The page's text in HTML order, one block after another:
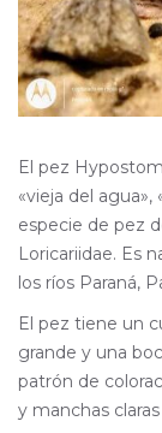
El pez
«vieja del
especie de pez
Loricariidae. Es
los ríos Paraná,
El pez tiene un
grande y una
patrón de
y manchas